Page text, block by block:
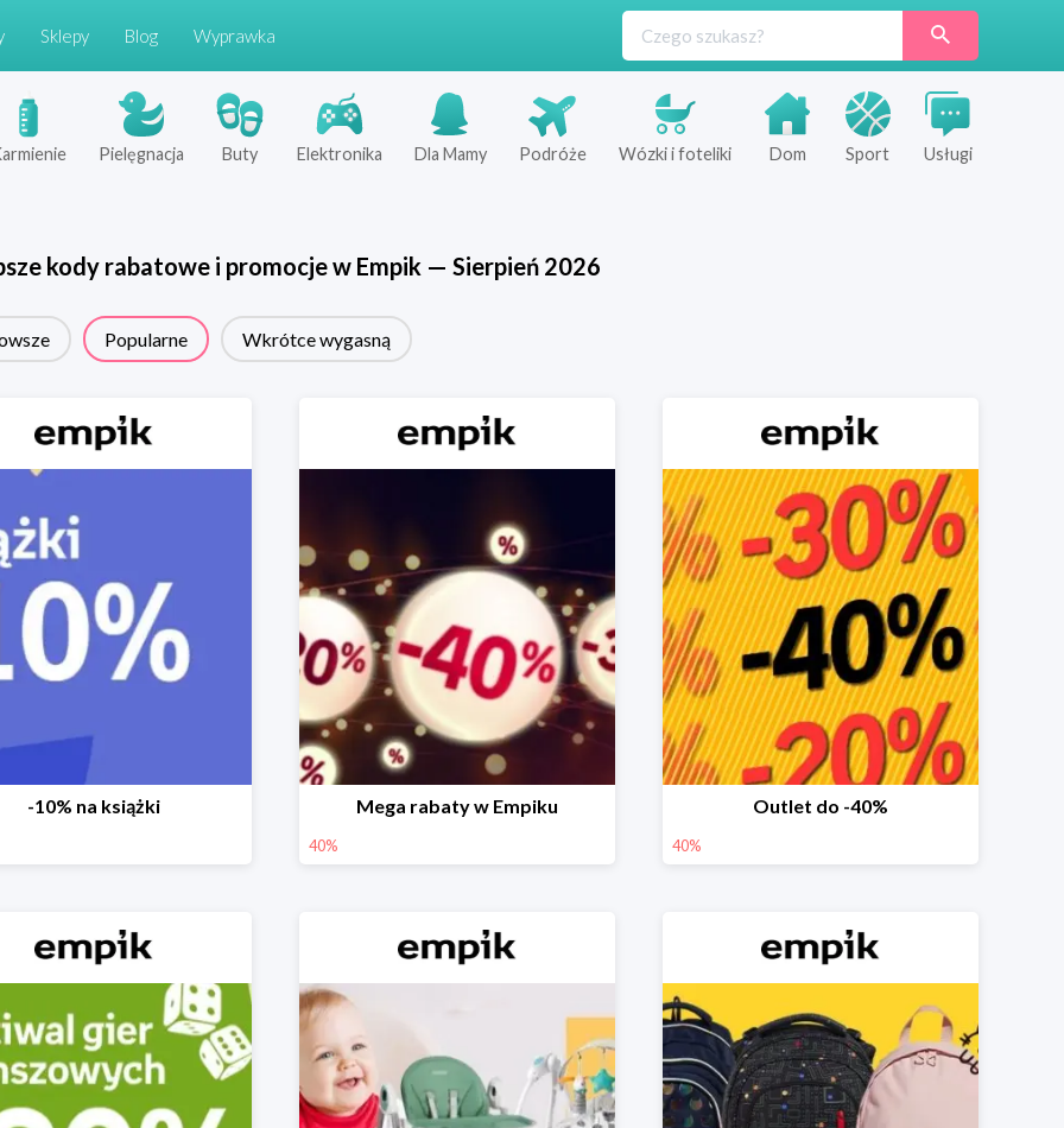
Sklepy Blog Wyprawka
Pielęgnacja Buty Elektronika Dla Mamy Podróże Wózki i foteliki Dom Sport Usługi
kody rabatowe i promocje w Empik — Sierpień 2026
Popularne Wkrótce wygasną
-10% na książki Mega rabaty w Empiku
40%
Outlet do -40%
40%